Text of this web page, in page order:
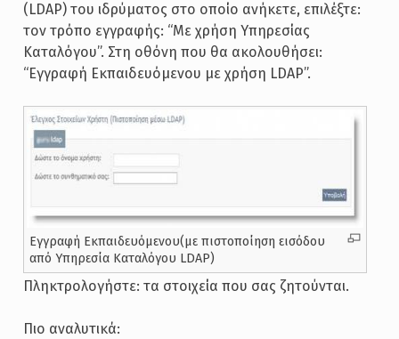
(LDAP) του ιδρύματος στο οποίο ανήκετε, επιλέξτε:
τον τρόπο εγγραφής: “Με χρήση Υπηρεσίας
Καταλόγου”. Στη οθόνη που θα ακολουθήσει:
“Εγγραφή Εκπαιδευόμενου με χρήση LDAP”.
Εγγραφή Εκπαιδευόμενου(με πιστοποίηση εισόδου
από Υπηρεσία Καταλόγου LDAP)
Πληκτρολογήστε: τα στοιχεία που σας ζητούνται.
Πιο αναλυτικά: